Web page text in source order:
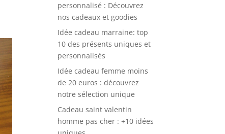
personnalisé : Découvrez
nos cadeaux et goodies
Idée cadeau marraine: top
10 des présents uniques et
personnalisés
Idée cadeau femme moins
de 20 euros : découvrez
notre sélection unique
Cadeau saint valentin
homme pas cher : +10 idées